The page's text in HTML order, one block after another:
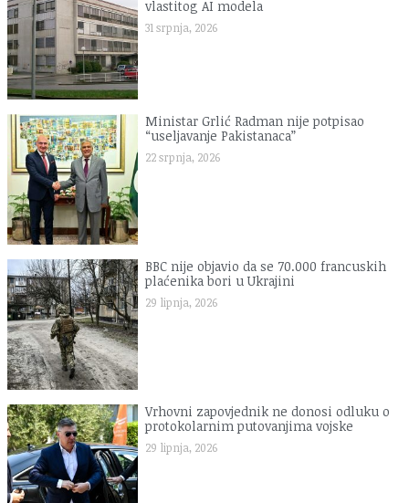
vlastitog AI modela
31 srpnja, 2026
Ministar Grlić Radman nije potpisao
“useljavanje Pakistanaca”
22 srpnja, 2026
BBC nije objavio da se 70.000 francuskih
plaćenika bori u Ukrajini
29 lipnja, 2026
Vrhovni zapovjednik ne donosi odluku o
protokolarnim putovanjima vojske
29 lipnja, 2026